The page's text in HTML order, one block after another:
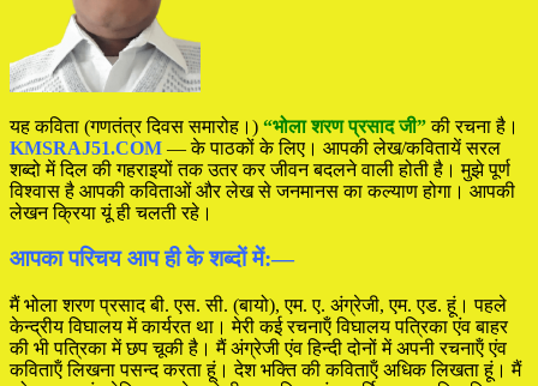
यह कविता (गणतंत्र दिवस समारोह।) “भोला शरण प्रसाद जी”की रचना है।
KMSRAJ51.COM — के पाठकों के लिए। आपकी लेख/कवितायें सरल
शब्दो में दिल की गहराइयों तक उतर कर जीवन बदलने वाली होती है। मुझे पूर्ण
विश्वास है आपकी कविताओं और लेख से जनमानस का कल्याण होगा। आपकी
लेखन क्रिया यूं ही चलती रहे।
आपका परिचय आप ही के शब्दों में:—
मैं भोला शरण प्रसाद बी. एस. सी. (बायो), एम. ए. अंग्रेजी, एम. एड. हूं। पहले
केन्द्रीय विघालय में कार्यरत था। मेरी कई रचनाऍं विघालय पत्रिका एंव बाहर
की भी पत्रिका में छप चूकी है। मैं अंग्रेजी एंव हिन्दी दोनों में अपनी रचनाऍं एंव
कविताऍं लिखना पसन्द करता हूं। देश भक्ति की कविताऍं अधिक लिखता हूं। मैं